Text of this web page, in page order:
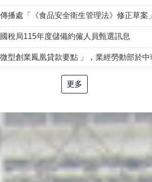
播處「《食品安全衛生管理法》修正草案」
稅局115年度儲備約僱人員甄選訊息
凰貸款要點 」，業經勞動部於中華民國115年7月30日以勞動發創字第1150509757
更多